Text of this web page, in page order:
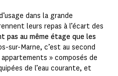
dans la grande
leurs repas à l’écart des
pas au même étage que les
sur-Marne, c’est au second
» composés de
de l’eau courante, et